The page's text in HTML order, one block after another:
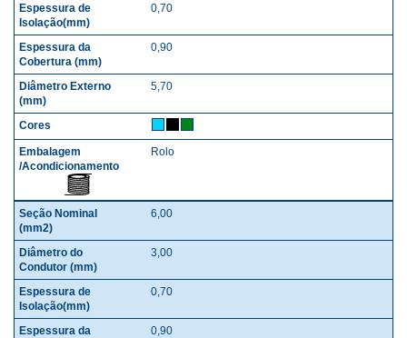
0,70
0,90
5,70
Rolo
6,00
3,00
0,70
0,90